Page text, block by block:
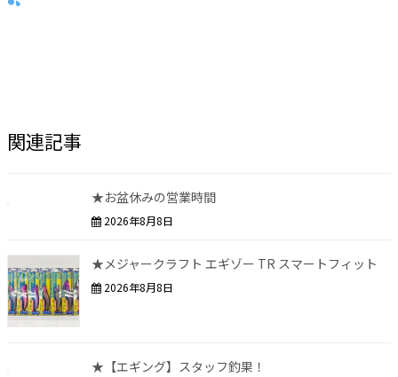
関連記事
★お盆休みの営業時間
2026年8月8日
★メジャークラフト エギゾー TR スマートフィット
2026年8月8日
★【エギング】スタッフ釣果！